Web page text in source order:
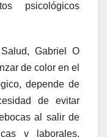
psicológicos
Gabriel O
de color en el
depende de
de evitar
al salir de
y laborales,